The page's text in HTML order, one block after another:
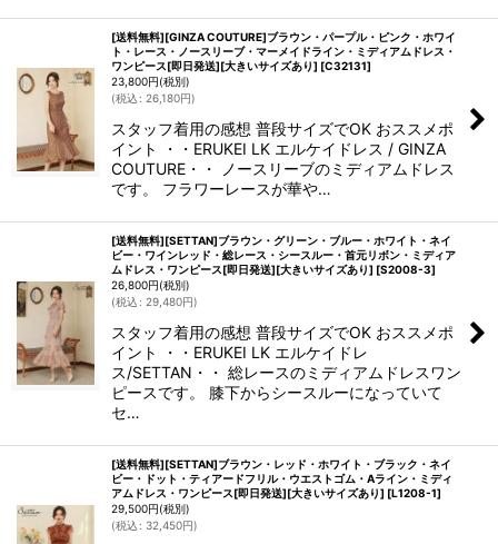
[送料無料][GINZA COUTURE]ブラウン・パープル・ピンク・ホワイ
ト・レース・ノースリーブ・マーメイドライン・ミディアムドレス・
ワンピース[即日発送][大きいサイズあり] [C32131]
23,800円(税別)
(税込 : 26,180円)
スタッフ着用の感想 普段サイズでOK おススメポ
イント ・・ERUKEI LK エルケイドレス / GINZA
COUTURE・・ ノースリーブのミディアムドレス
です。 フラワーレースが華や…
[送料無料][SETTAN]ブラウン・グリーン・ブルー・ホワイト・ネイ
ビー・ワインレッド・総レース・シースルー・首元リボン・ミディア
ムドレス・ワンピース[即日発送][大きいサイズあり] [S2008-3]
26,800円(税別)
(税込 : 29,480円)
スタッフ着用の感想 普段サイズでOK おススメポ
イント ・・ERUKEI LK エルケイドレ
ス/SETTAN・・ 総レースのミディアムドレスワン
ピースです。 膝下からシースルーになっていて
セ…
[送料無料][SETTAN]ブラウン・レッド・ホワイト・ブラック・ネイ
ビー・ドット・ティアードフリル・ウエストゴム・Aライン・ミディ
アムドレス・ワンピース[即日発送][大きいサイズあり] [L1208-1]
29,500円(税別)
(税込 : 32,450円)